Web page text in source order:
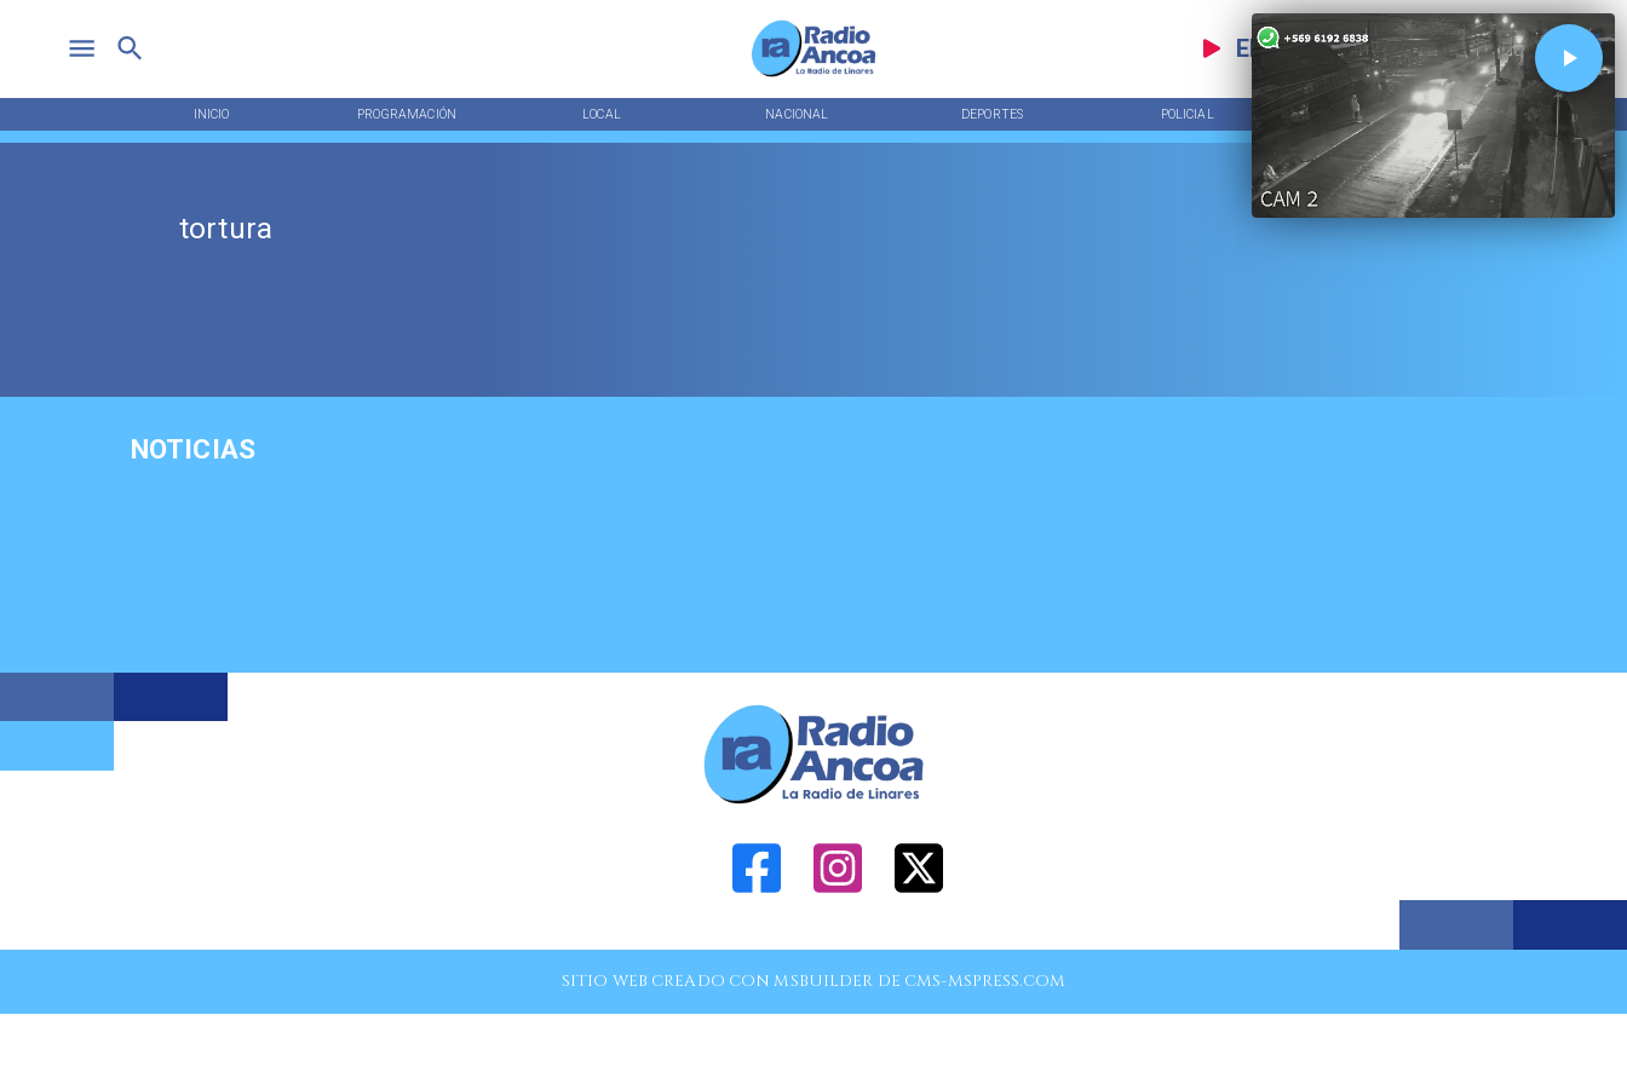
EN VIVO
INICIO PROGRAMACIÓN LOCAL NACIONAL DEPORTES POLICIAL TENDENCIAS
tortura
NOTICIAS
SITIO WEB CREADO CON MSBUILDER DE CMS-MSPRESS.COM